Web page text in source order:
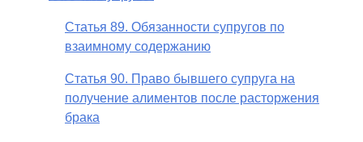
Статья 89. Обязанности супругов по
взаимному содержанию
Статья 90. Право бывшего супруга на
получение алиментов после расторжения
брака